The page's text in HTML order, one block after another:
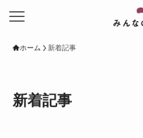
ホーム 新着記事
新着記事